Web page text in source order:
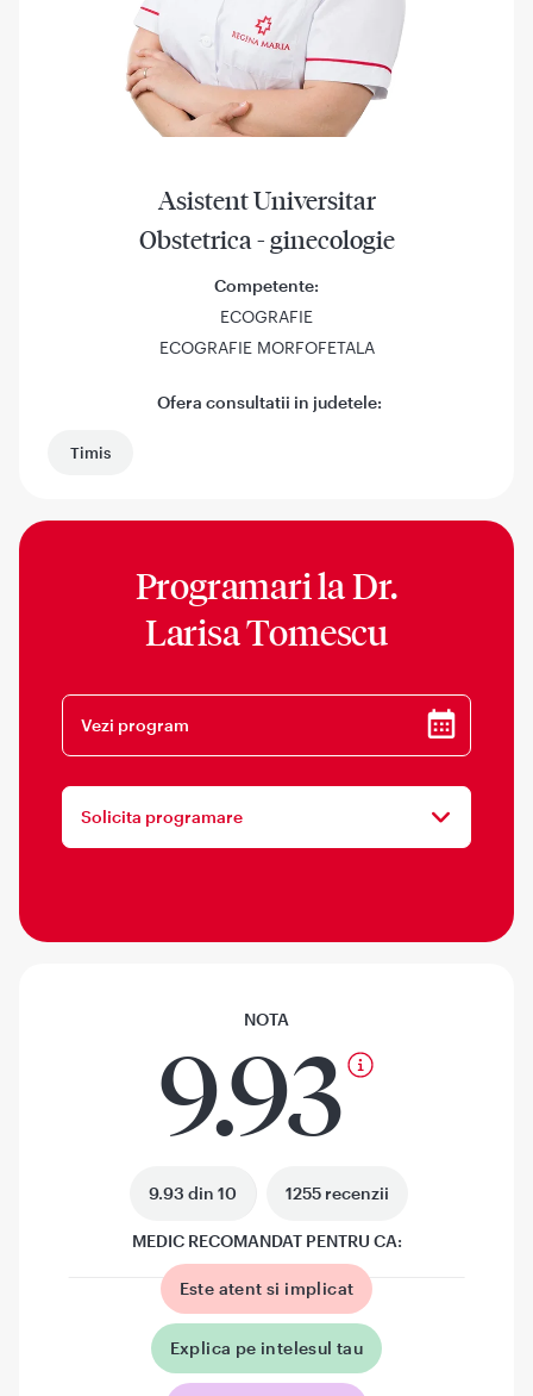
Asistent Universitar
Obstetrica - ginecologie
Competente:
ECOGRAFIE
ECOGRAFIE MORFOFETALA
Ofera consultatii in judetele:
Timis
Programari laDr.
Larisa Tomescu
Vezi program
Solicita programare
NOTA
9.93
9.93 din 10 1255 recenzii
MEDIC RECOMANDAT PENTRU CA:
Este atent si implicat
Explica pe intelesul tau